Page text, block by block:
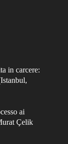
in carcere:
ai
Çelik